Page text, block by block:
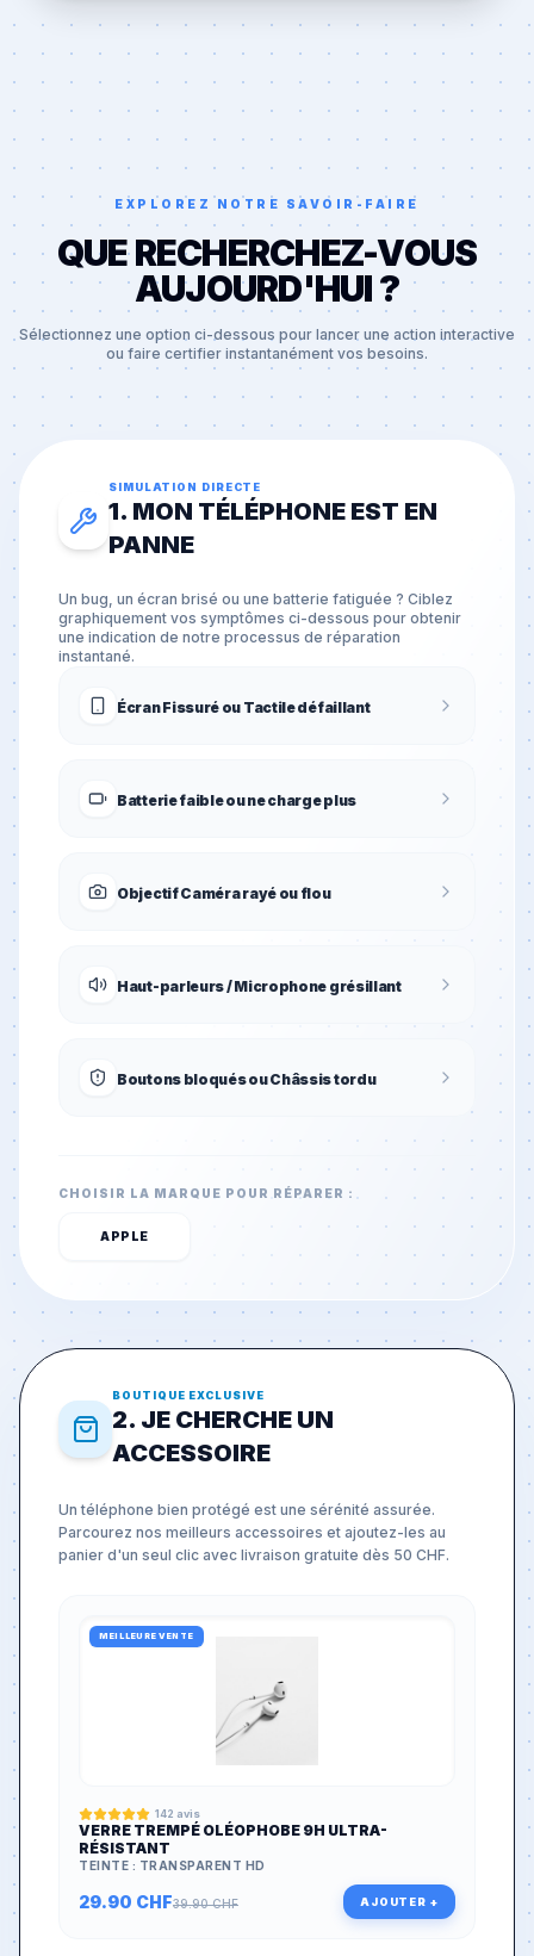
EXPLOREZ NOTRE SAVOIR-FAIRE
QUE RECHERCHEZ-VOUS
AUJOURD'HUI ?
Sélectionnez une option ci-dessous pour lancer une action interactive
ou faire certifier instantanément vos besoins.
SIMULATION DIRECTE
1. MON TÉLÉPHONE EST EN
PANNE
Un bug, un écran brisé ou une batterie fatiguée ? Ciblez
graphiquement vos symptômes ci-dessous pour obtenir
une indication de notre processus de réparation
instantané.
Écran Fissuré ou Tactile défaillant
Batterie faible ou ne charge plus
Objectif Caméra rayé ou flou
Haut-parleurs / Microphone grésillant
Boutons bloqués ou Châssis tordu
CHOISIR LA MARQUE POUR RÉPARER :
APPLE
BOUTIQUE EXCLUSIVE
2. JE CHERCHE UN
ACCESSOIRE
Un téléphone bien protégé est une sérénité assurée.
Parcourez nos meilleurs accessoires et ajoutez-les au
panier d'un seul clic avec livraison gratuite dès 50 CHF.
MEILLEURE VENTE
142 avis
VERRE TREMPÉ OLÉOPHOBE 9H ULTRA-
RÉSISTANT
TEINTE : TRANSPARENT HD
29.90 CHF39.90CHF AJOUTER +